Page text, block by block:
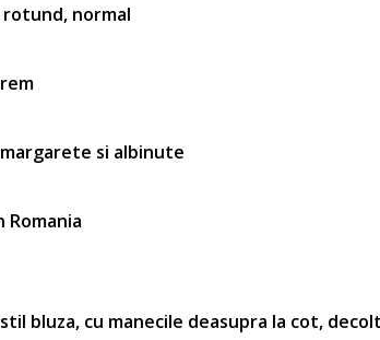
normal
margarete si albinute
Romania
bluza, cu manecile deasupra la cot,